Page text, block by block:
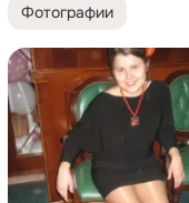
Фотографии